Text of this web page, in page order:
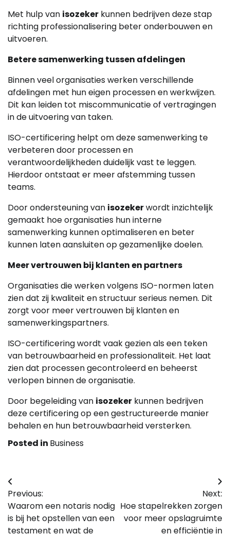
Met hulp van isozeker kunnen bedrijven deze stap
richting professionalisering beter onderbouwen en
uitvoeren.
Betere samenwerking tussen afdelingen
Binnen veel organisaties werken verschillende
afdelingen met hun eigen processen en werkwijzen.
Dit kan leiden tot miscommunicatie of vertragingen
in de uitvoering van taken.
ISO-certificering helpt om deze samenwerking te
verbeteren door processen en
verantwoordelijkheden duidelijk vast te leggen.
Hierdoor ontstaat er meer afstemming tussen
teams.
Door ondersteuning van isozekerwordt inzichtelijk
gemaakt hoe organisaties hun interne
samenwerking kunnen optimaliseren en beter
kunnen laten aansluiten op gezamenlijke doelen.
Meer vertrouwen bij klanten en partners
Organisaties die werken volgens ISO-normen laten
zien dat zij kwaliteit en structuur serieus nemen. Dit
zorgt voor meer vertrouwen bij klanten en
samenwerkingspartners.
ISO-certificering wordt vaak gezien als een teken
van betrouwbaarheid en professionaliteit. Het laat
zien dat processen gecontroleerd en beheerst
verlopen binnen de organisatie.
Door begeleiding van isozeker kunnen bedrijven
deze certificering op een gestructureerde manier
behalen en hun betrouwbaarheid versterken.
Posted in Business
Bericht
navigatie
Previous:
Waarom een notaris nodig
is bij het opstellen van een
testament en wat de
Next:
Hoe stapelrekken zorgen
voor meer opslagruimte
en efficiëntie in